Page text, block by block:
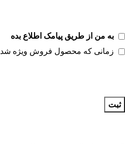
به من از طریق پیامک اطلاع بده
زمانی که محصول فروش ویژه شد
ثبت